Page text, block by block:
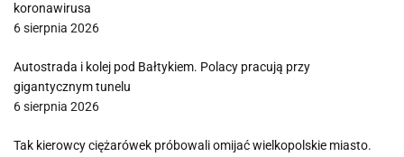
koronawirusa
6 sierpnia 2026
Autostrada i kolej pod Bałtykiem. Polacy pracują przy
gigantycznym tunelu
6 sierpnia 2026
Tak kierowcy ciężarówek próbowali omijać wielkopolskie miasto.